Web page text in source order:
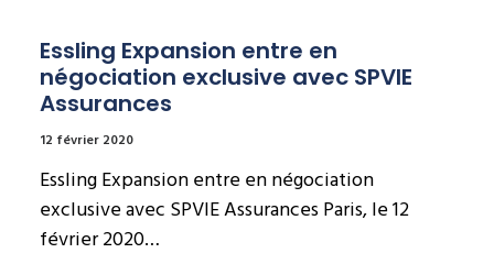
Essling Expansion entre en
négociation exclusive avec SPVIE
Assurances
12 février 2020
Essling Expansion entre en négociation
exclusive avec SPVIE Assurances Paris, le 12
février 2020…